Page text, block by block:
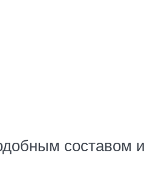
составом